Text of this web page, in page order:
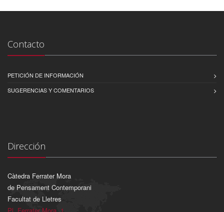
Contacto
PETICIÓN DE INFORMACIÓN
SUGERENCIAS Y COMENTARIOS
Dirección
Càtedra Ferrater Mora
de Pensament Contemporani
Facultat de Lletres